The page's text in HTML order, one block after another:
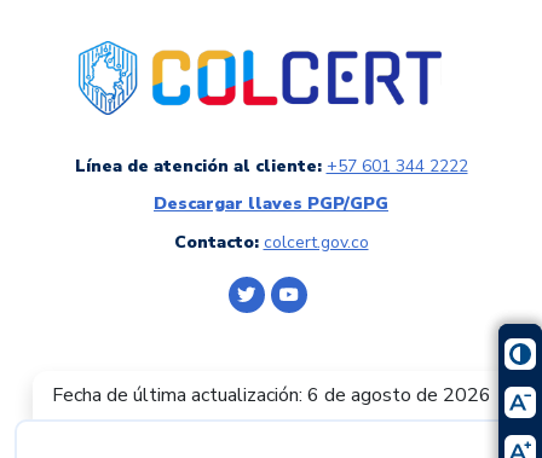
link a colCERT
Línea de atención al cliente: +57 601 344 2222
Descargar llaves PGP/GPG
Contacto: colcert.gov.co
Logo Twitter
Fecha de última actualización: 6 de agosto de 2026